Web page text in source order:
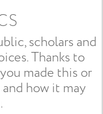
scholars and
Thanks to
made this or
how it may